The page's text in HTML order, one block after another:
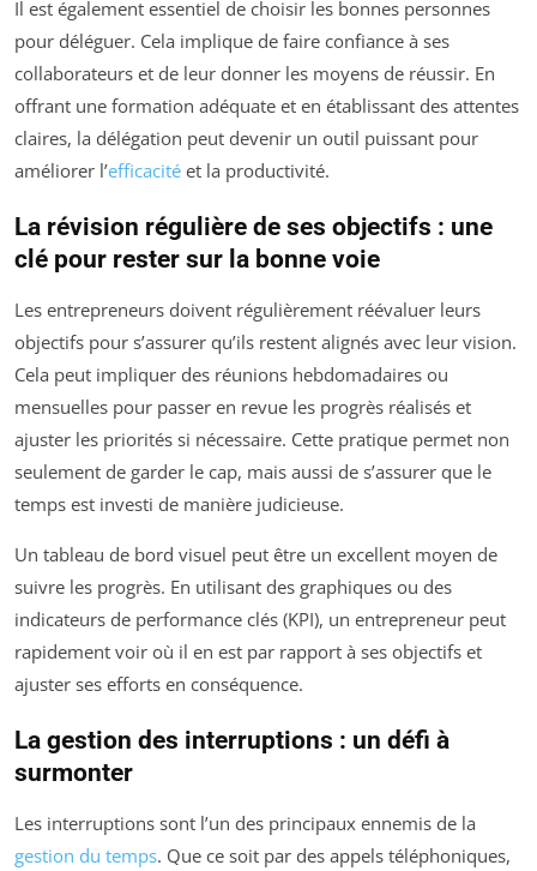
Il est également essentiel de choisir les bonnes personnes
pour déléguer. Cela implique de faire confiance à ses
collaborateurs et de leur donner les moyens de réussir. En
offrant une formation adéquate et en établissant des attentes
claires, la délégation peut devenir un outil puissant pour
améliorer l’efficacité et la productivité.
La révision régulière de ses objectifs : une
clé pour rester sur la bonne voie
Les entrepreneurs doivent régulièrement réévaluer leurs
objectifs pour s’assurer qu’ils restent alignés avec leur vision.
Cela peut impliquer des réunions hebdomadaires ou
mensuelles pour passer en revue les progrès réalisés et
ajuster les priorités si nécessaire. Cette pratique permet non
seulement de garder le cap, mais aussi de s’assurer que le
temps est investi de manière judicieuse.
Un tableau de bord visuel peut être un excellent moyen de
suivre les progrès. En utilisant des graphiques ou des
indicateurs de performance clés (KPI), un entrepreneur peut
rapidement voir où il en est par rapport à ses objectifs et
ajuster ses efforts en conséquence.
La gestion des interruptions : un défi à
surmonter
Les interruptions sont l’un des principaux ennemis de la
gestion du temps. Que ce soit par des appels téléphoniques,